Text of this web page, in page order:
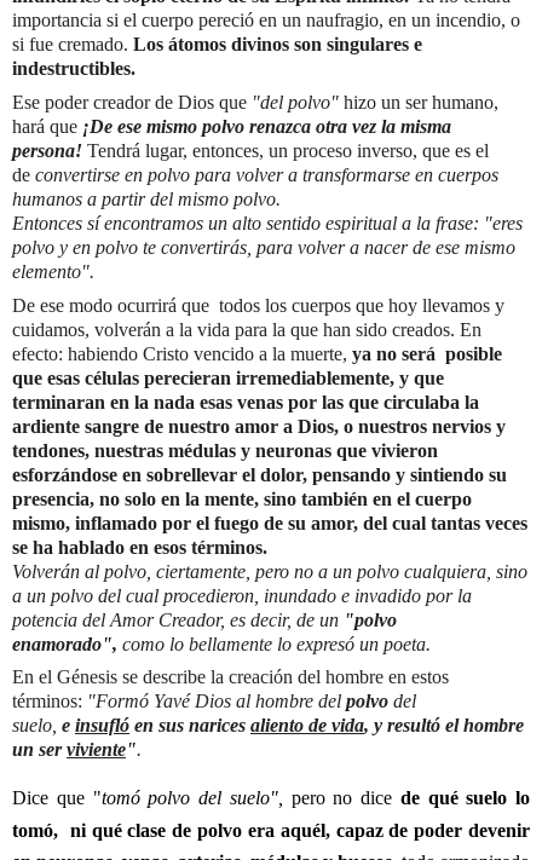
importancia si el cuerpo pereció en un naufragio, en un incendio, o
si fue cremado. Los átomos divinos son singulares e
indestructibles.
Ese poder creador de Dios que "del polvo" hizo un ser humano,
hará que ¡De ese mismo polvo renazca otra vez la misma
persona! Tendrá lugar, entonces, un proceso inverso, que es el
de convertirse en polvo para volver a transformarse en cuerpos
humanos a partir del mismo polvo.
Entonces sí encontramos un alto sentido espiritual a la frase: "eres
polvo y en polvo te convertirás, para volver a nacer de ese mismo
elemento".
De ese modo ocurrirá que todos los cuerpos que hoy llevamos y
cuidamos, volverán a la vida para la que han sido creados. En
efecto: habiendo Cristo vencido a la muerte, ya no será posible
que esas células perecieran irremediablemente, y que
terminaran en la nada esas venas por las que circulaba la
ardiente sangre de nuestro amor a Dios, o nuestros nervios y
tendones, nuestras médulas y neuronas que vivieron
esforzándose en sobrellevar el dolor, pensando y sintiendo su
presencia, no solo en la mente, sino también en el cuerpo
mismo, inflamado por el fuego de su amor, del cual tantas veces
se ha hablado en esos términos.
Volverán al polvo, ciertamente, pero no a un polvo cualquiera, sino
a un polvo del cual procedieron, inundado e invadido por la
potencia del Amor Creador, es decir, de un "polvo
enamorado", como lo bellamente lo expresó un poeta.
En el Génesis se describe la creación del hombre en estos
términos: "Formó Yavé Dios al hombre del polvo del
suelo, e insufló en sus narices aliento de vida, y resultó el hombre
un serviviente".
Dice que "tomó polvo del suelo", pero no dice de qué suelo lo
tomó, ni qué clase de polvo era aquél, capaz de poder devenir